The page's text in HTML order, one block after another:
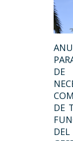
DE
DE